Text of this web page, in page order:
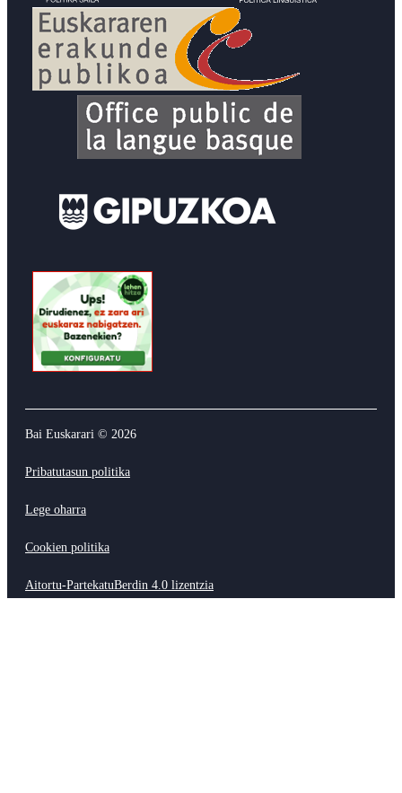
Bai Euskarari © 2026
Pribatutasun politika
Lege oharra
Cookien politika
Aitortu-PartekatuBerdin 4.0 lizentzia